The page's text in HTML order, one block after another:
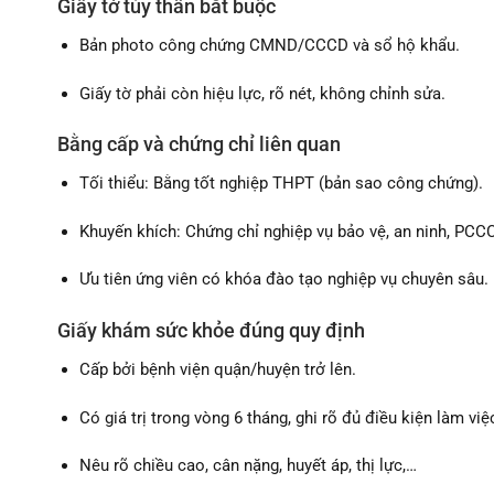
Giấy tờ tùy thân bắt buộc
Bản photo công chứng CMND/CCCD và sổ hộ khẩu.
Giấy tờ phải còn hiệu lực, rõ nét, không chỉnh sửa.
Bằng cấp và chứng chỉ liên quan
Tối thiểu: Bằng tốt nghiệp THPT (bản sao công chứng).
Khuyến khích: Chứng chỉ nghiệp vụ bảo vệ, an ninh,
Ưu tiên ứng viên có khóa đào tạo nghiệp vụ chuyên sâu.
Giấy khám sức khỏe đúng quy định
Cấp bởi bệnh viện quận/huyện trở lên.
Có giá trị trong vòng 6 tháng, ghi rõ đủ điều kiện làm
Nêu rõ chiều cao, cân nặng, huyết áp, thị lực,…